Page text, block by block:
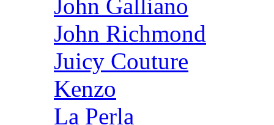
John Galliano
John Richmond
Juicy Couture
Kenzo
La Perla